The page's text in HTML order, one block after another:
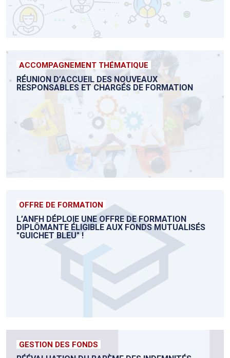
ACCOMPAGNEMENT THÉMATIQUE
RÉUNION D’ACCUEIL DES NOUVEAUX
RESPONSABLES ET CHARGÉS DE FORMATION
OFFRE DE FORMATION
L’ANFH DÉPLOIE UNE OFFRE DE FORMATION
DIPLÔMANTE ÉLIGIBLE AUX FONDS MUTUALISÉS
"GUICHET BLEU" !
GESTION DES FONDS